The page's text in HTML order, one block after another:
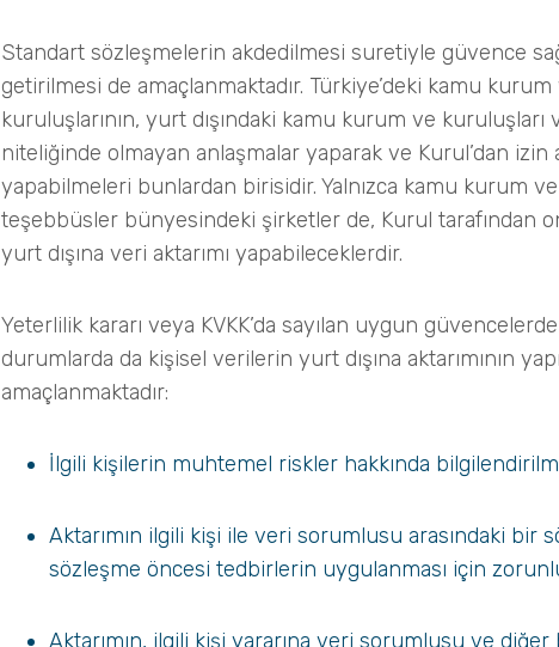
Standart sözleşmelerin akdedilmesi suretiyle güvence
getirilmesi de amaçlanmaktadır. Türkiye’deki kamu
kuruluşlarının, yurt dışındaki kamu kurum ve
niteliğinde olmayan anlaşmalar yaparak ve Kurul’dan izin
yapabilmeleri bunlardan birisidir. Yalnızca kamu kurum
teşebbüsler bünyesindeki şirketler de, Kurul tarafından
yurt dışına veri aktarımı yapabileceklerdir.
Yeterlilik kararı veya KVKK’da sayılan uygun
durumlarda da kişisel verilerin yurt dışına aktarımının
amaçlanmaktadır:
İlgili kişilerin muhtemel riskler hakkında
Aktarımın ilgili kişi ile veri sorumlusu arasındaki bir
sözleşme öncesi tedbirlerin uygulanması için
Aktarımın, ilgili kişi yararına veri sorumlusu ve